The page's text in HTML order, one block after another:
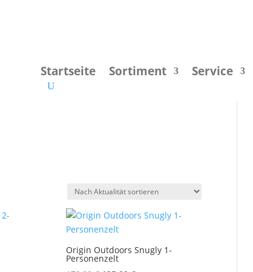
Startseite Sortiment Service
Origin Outdoors Snugly 1-
Personenzelt